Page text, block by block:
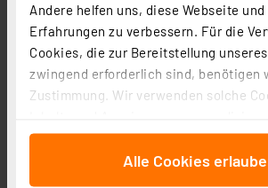
Andere helfen uns, diese Webseite und
Erfahrungen zu verbessern. Für die
Cookies, die zur Bereitstellung
zwingend erforderlich sind, benötigen
Zustimmung. Wir verwenden solche
für soziale Medien anbieten zu
auf unsere Website zu analysieren.
Alle Cookies
Alles im Blick:Neben der aktuellen
die App auch Zeitprofile und
planen Sie Heizzeiten optimal nach
unterwegs: Mit der Homematic IP
Ihre Heizung jederzeit und behalten